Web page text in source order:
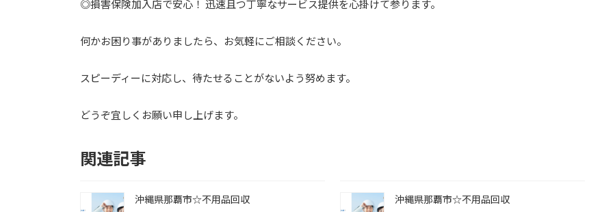
◎損害保険加入店で安心！ 迅速且つ丁寧なサービス提供を心掛けて参ります。
何かお困り事がありましたら、お気軽にご相談ください。
スピーディーに対応し、待たせることがないよう努めます。
どうぞ宜しくお願い申し上げます。
関連記事
沖縄県那覇市☆不用品回収 沖縄県那覇市☆不用品回収